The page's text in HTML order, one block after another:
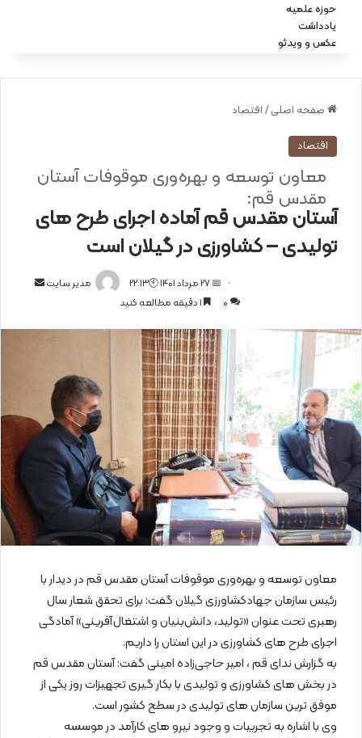
حوزه علمیه
یادداشت
عکس و ویدئو
صفحه اصلی / اقتصاد
اقتصاد
آستان مقدس قم آماده اجرای طرح های
تولیدی – کشاورزی در گیلان است
معاون توسعه و بهره‌وری موقوفات آستان
مقدس قم:
مدیر سایت
م
ی
📅 27 مرداد 1401 🕙22:13
0
معاون توسعه و بهره‌وری موقوفات آستان مقدس قم در دیدار با
رئیس سازمان جهادکشاورزی گیلان گفت: برای تحقق شعار سال
رهبری تحت عنوان «تولید، دانش‌بنیان و اشتغال‌آفرینی» آمادگی
اجرای طرح های کشاورزی در این استان را داریم.
به گزارش ندای قم ، امیر حاجی‌زاده امینی گفت: آستان مقدس قم
در بخش های کشاورزی و تولیدی با بکار گیری تجهیزات روز یکی از
موفق ترین سازمان های تولیدی در سطح کشور است.
وی با اشاره به تجربیات و وجود نیرو های کارآمد در موسسه